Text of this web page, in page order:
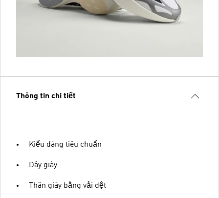
Thông tin chi tiết
Kiểu dáng tiêu chuẩn
Dây giày
Thân giày bằng vải dệt